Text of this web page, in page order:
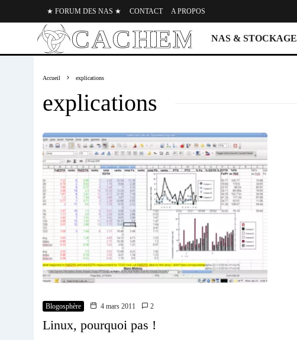
★ FORUM DES NAS ★ CONTACT A PROPOS
NAS & STOCKAGE
Accueil explications
explications
Blogosphère 4 mars 2011 2
Linux, pourquoi pas !